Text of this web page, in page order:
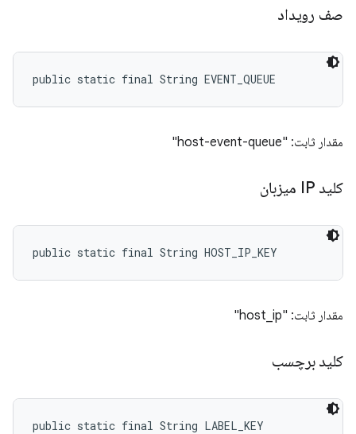
صف رویداد
public static final String EVENT_QUEUE
مقدار ثابت: "host-event-queue"
کلید IP میزبان
public static final String HOST_IP_KEY
مقدار ثابت: "host_ip"
کلید برچسب
public static final String LABEL_KEY